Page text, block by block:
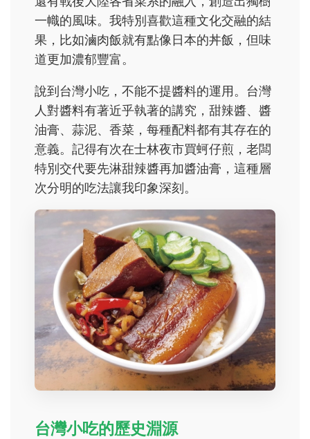
一幟的風味。我特別喜歡這種文化交融的結
果，比如滷肉飯就有點像日本的丼飯，但味
道更加濃郁豐富。
說到台灣小吃，不能不提醬料的運用。台灣
人對醬料有著近乎執著的講究，甜辣醬、醬
油膏、蒜泥、香菜，每種配料都有其存在的
意義。記得有次在士林夜市買蚵仔煎，老闆
特別交代要先淋甜辣醬再加醬油膏，這種層
次分明的吃法讓我印象深刻。
台灣小吃的歷史淵源